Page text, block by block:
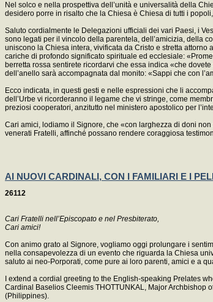
Nel solco e nella prospettiva dell’unità e universalità della
desidero porre in risalto che la Chiesa è Chiesa di tutti i
Saluto cordialmente le Delegazioni ufficiali dei vari Paesi, i
sono legati per il vincolo della parentela, dell’amicizia, della
uniscono la Chiesa intera, vivificata da Cristo e stretta
cariche di profondo significato spirituale ed ecclesiale:
berretta rossa sentirete ricordarvi che essa indica «che
dell’anello sarà accompagnata dal monito: «Sappi che con
Ecco indicata, in questi gesti e nelle espressioni che li
dell’Urbe vi ricorderanno il legame che vi stringe, come
preziosi cooperatori, anzitutto nel ministero apostolico per
Cari amici, lodiamo il Signore, che «con larghezza di doni
venerati Fratelli, affinché possano rendere coraggiosa
AI NUOVI CARDINALI, CON I FAMILIARI E I
26112
Cari Fratelli nell’Episcopato e nel Presbiterato,
Cari amici!
Con animo grato al Signore, vogliamo oggi prolungare i
nella consapevolezza di un evento che riguarda la Chiesa
saluto ai neo-Porporati, come pure ai loro parenti, amici e a
I extend a cordial greeting to the English-speaking Prelates
Cardinal Baselios Cleemis THOTTUNKAL, Major Archbishop
(Philippines).